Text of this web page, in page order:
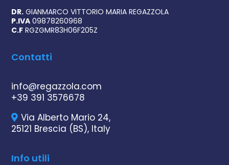
DR. GIANMARCO VITTORIO MARIA REGAZZOLA
P.IVA 09878260968
C.F RGZGMR83H06F205Z
Contatti
info@regazzola.com
+39 391 3576678
Via Alberto Mario 24,
25121 Brescia (BS), Italy
Info utili